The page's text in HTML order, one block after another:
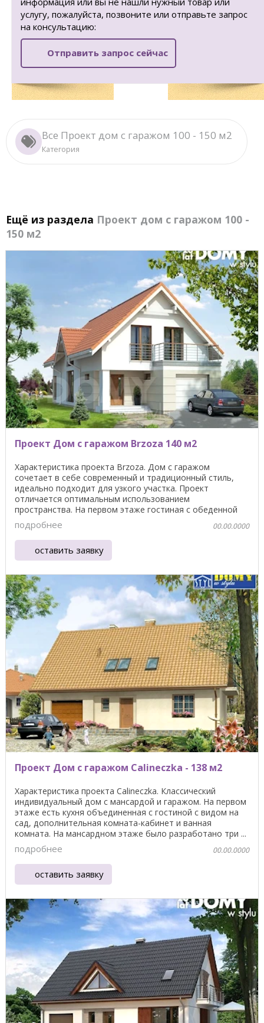
услугу, пожалуйста, позвоните или отправьте запрос
на консультацию:
Отправить запрос сейчас
Все Проект дом с гаражом 100 - 150 м2
Категория
Ещё из раздела Проект дом с гаражом 100 -
150 м2
Проект Дом с гаражом Brzoza 140 м2
Характеристика проекта Brzoza. Дом с гаражом
сочетает в себе современный и традиционный стиль,
идеально подходит для узкого участка. Проект
отличается оптимальным использованием
пространства. На первом этаже гостиная с обеденной
зоной, кухня, туалет ...
подробнее 00.00.0000
оставить заявку
Проект Дом с гаражом Calineczka - 138 м2
Характеристика проекта Calineczka. Классический
индивидуальный дом с мансардой и гаражом. На первом
этаже есть кухня объединенная с гостиной с видом на
сад, дополнительная комната-кабинет и ванная
комната. На мансардном этаже было разработано три ...
подробнее 00.00.0000
оставить заявку